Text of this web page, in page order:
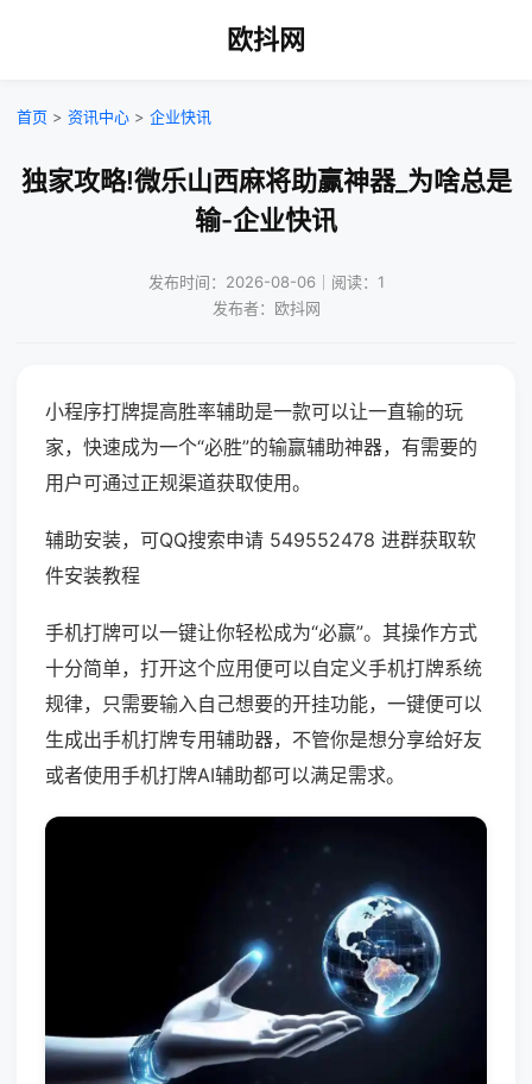
欧抖网
首页 > 资讯中心 > 企业快讯
独家攻略!微乐山西麻将助赢神器_为啥总是
输-企业快讯
发布时间：2026-08-06｜阅读：1
发布者：欧抖网
小程序打牌提高胜率辅助是一款可以让一直输的玩
家，快速成为一个“必胜”的输赢辅助神器，有需要的
用户可通过正规渠道获取使用。
辅助安装，可QQ搜索申请 549552478 进群获取软
件安装教程
手机打牌可以一键让你轻松成为“必赢”。其操作方式
十分简单，打开这个应用便可以自定义手机打牌系统
规律，只需要输入自己想要的开挂功能，一键便可以
生成出手机打牌专用辅助器，不管你是想分享给好友
或者使用手机打牌AI辅助都可以满足需求。